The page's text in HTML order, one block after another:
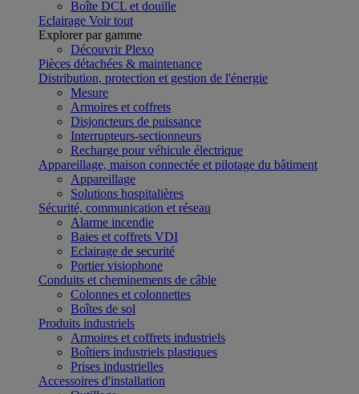
Boîte DCL et douille
Eclairage Voir tout
Explorer par gamme
Découvrir Plexo
Pièces détachées & maintenance
Distribution, protection et gestion de l'énergie
Mesure
Armoires et coffrets
Disjoncteurs de puissance
Interrupteurs-sectionneurs
Recharge pour véhicule électrique
Appareillage, maison connectée et pilotage du bâtiment
Appareillage
Solutions hospitalières
Sécurité, communication et réseau
Alarme incendie
Baies et coffrets VDI
Eclairage de securité
Portier visiophone
Conduits et cheminements de câble
Colonnes et colonnettes
Boîtes de sol
Produits industriels
Armoires et coffrets industriels
Boîtiers industriels plastiques
Prises industrielles
Accessoires d'installation